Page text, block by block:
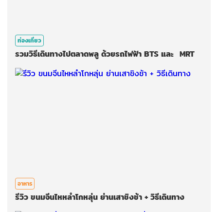
ท่องเที่ยว
รวมวิธีเดินทางไปตลาดพลู ด้วยรถไฟฟ้า BTS และ MRT
อาหาร
รีวิว ขนมจีนไหหลำโกหลุ่น ย่านเสาชิงช้า + วิธีเดินทาง